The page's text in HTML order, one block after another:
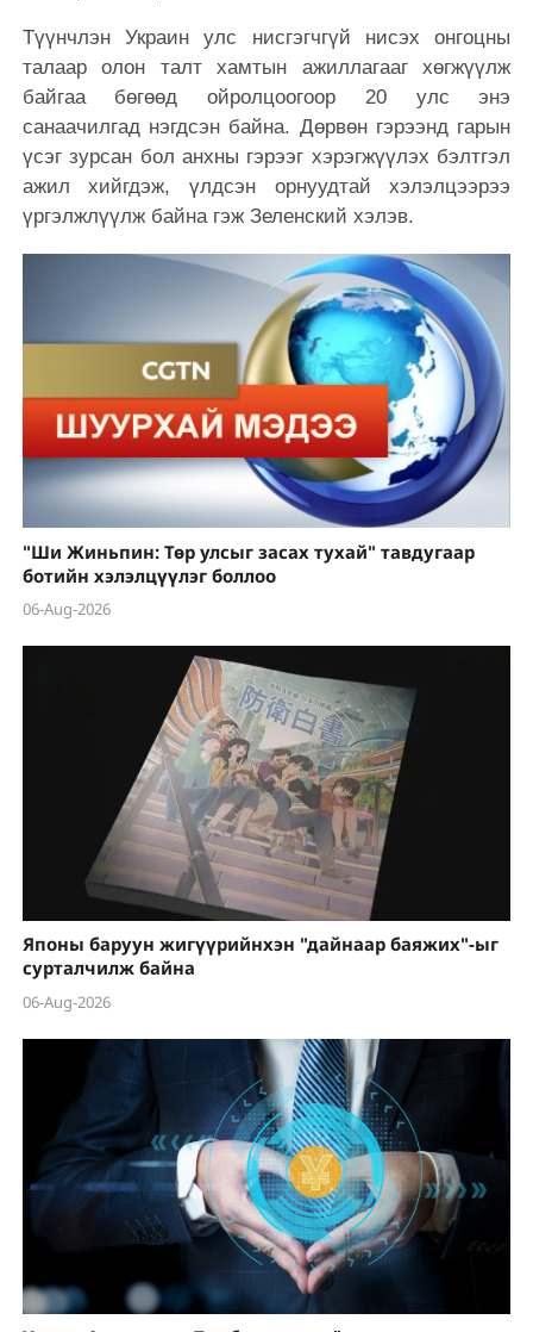
Түүнчлэн Украин улс нисгэгчгүй нисэх онгоцны
талаар олон талт хамтын ажиллагааг хөгжүүлж
байгаа бөгөөд ойролцоогоор 20 улс энэ
санаачилгад нэгдсэн байна. Дөрвөн гэрээнд гарын
үсэг зурсан бол анхны гэрээг хэрэгжүүлэх бэлтгэл
ажил хийгдэж, үлдсэн орнуудтай хэлэлцээрээ
үргэлжлүүлж байна гэж Зеленский хэлэв.
"Ши Жиньпин: Төр улсыг засах тухай" тавдугаар
ботийн хэлэлцүүлэг боллоо
06-Aug-2026
Японы баруун жигүүрийнхэн "дайнаар баяжих"-ыг
сурталчилж байна
06-Aug-2026